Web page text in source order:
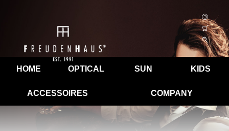
HOME OPTICAL SUN KIDS
ACCESSOIRES COMPANY